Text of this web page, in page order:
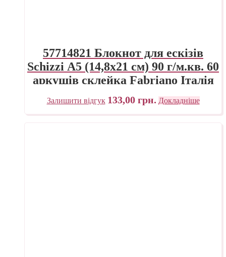
57714821 Блокнот для ескізів
Schizzi А5 (14,8х21 см) 90 г/м.кв. 60
аркушів склейка Fabriano Італія
Залишити відгук 133,00 грн. Докладніше